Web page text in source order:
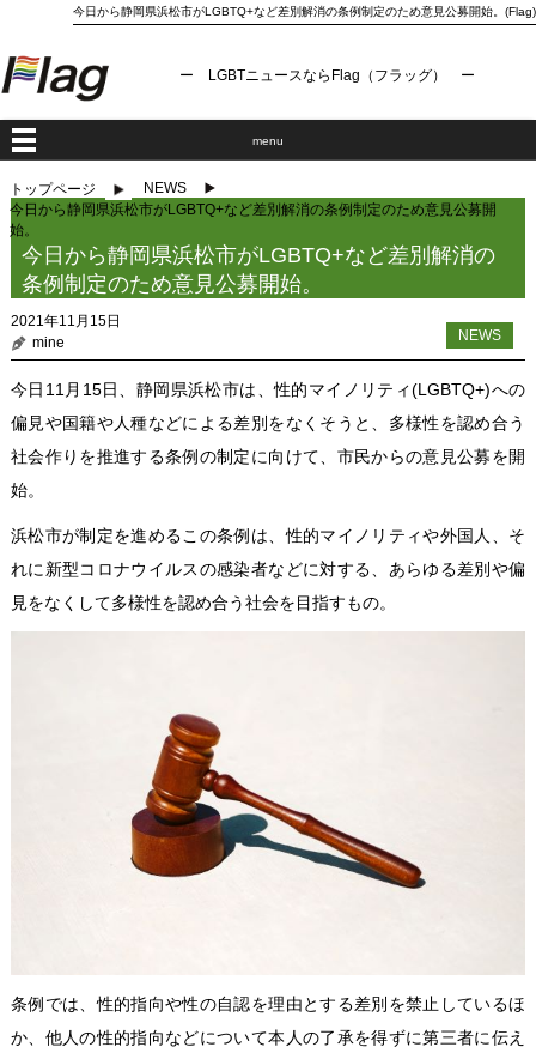
今日から静岡県浜松市がLGBTQ+など差別解消の条例制定のため意見公募開始。(Flag)
ー LGBTニュースならFlag（フラッグ） ー
menu
トップページ
NEWS
今日から静岡県浜松市がLGBTQ+など差別解消の条例制定のため意見公募開
始。
今日から静岡県浜松市がLGBTQ+など差別解消の
条例制定のため意見公募開始。
NEWS
2021年11月15日
mine
今日11月15日、静岡県浜松市は、性的マイノリティ(LGBTQ+)への
偏見や国籍や人種などによる差別をなくそうと、多様性を認め合う
社会作りを推進する条例の制定に向けて、市民からの意見公募を開
始。
浜松市が制定を進めるこの条例は、性的マイノリティや外国人、そ
れに新型コロナウイルスの感染者などに対する、あらゆる差別や偏
見をなくして多様性を認め合う社会を目指すもの。
条例では、性的指向や性の自認を理由とする差別を禁止しているほ
か、他人の性的指向などについて本人の了承を得ずに第三者に伝え